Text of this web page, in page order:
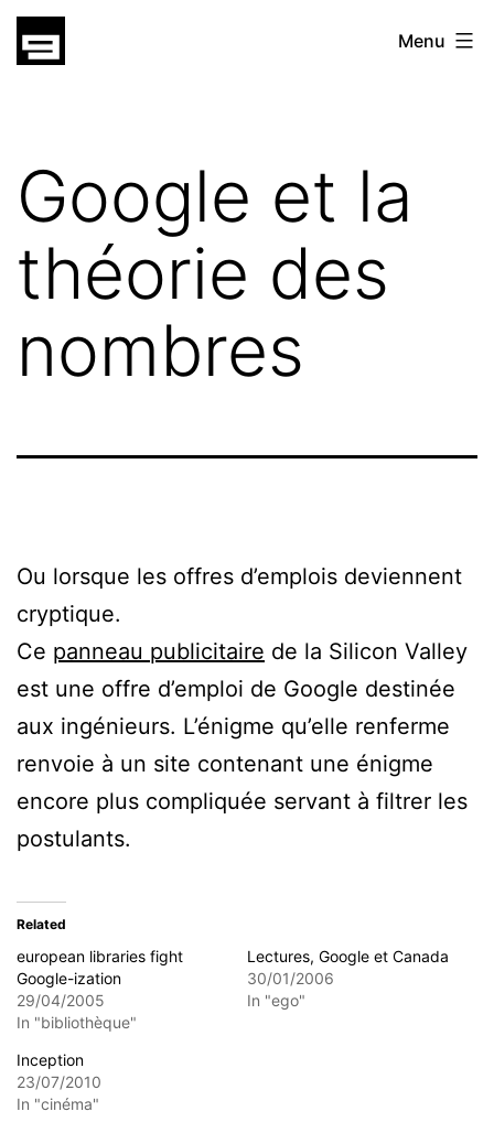
Skip
gatsu
Menu
Google et la
théorie des
nombres
Ou lorsque les offres d’emplois deviennent
cryptique.
Ce panneau publicitaire de la Silicon Valley
est une offre d’emploi de Google destinée
aux ingénieurs. L’énigme qu’elle renferme
renvoie à un site contenant une énigme
encore plus compliquée servant à filtrer les
postulants.
Related
european libraries fight
Google-ization
29/04/2005
In "bibliothèque"
Lectures, Google et Canada
30/01/2006
In "ego"
Inception
23/07/2010
In "cinéma"